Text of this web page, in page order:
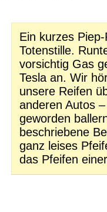
Ein kurzes
Totenstille.
vorsichtig Gas
Tesla an. Wir
unsere Reifen
anderen Autos
geworden
beschriebene
ganz leises
das Pfeifen